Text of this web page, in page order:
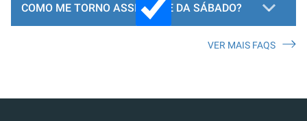
COMO ME TORNO ASSINANTE DA SÁBADO?
VER MAIS FAQS